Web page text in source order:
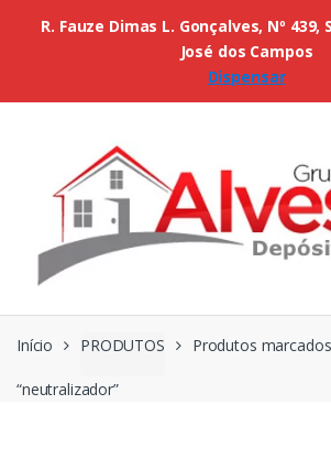
Início PRODUTOS Produtos
“neutralizador”
R. Fauze Dimas L. Gonçalves, Nº 439,
José dos Campos
Dispensar